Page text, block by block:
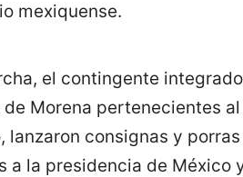
mexiquense.
el contingente
Morena pertenecientes
lanzaron consignas y
a la presidencia de México